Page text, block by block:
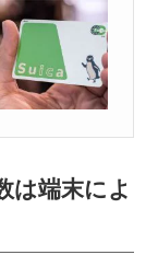
は端末によ